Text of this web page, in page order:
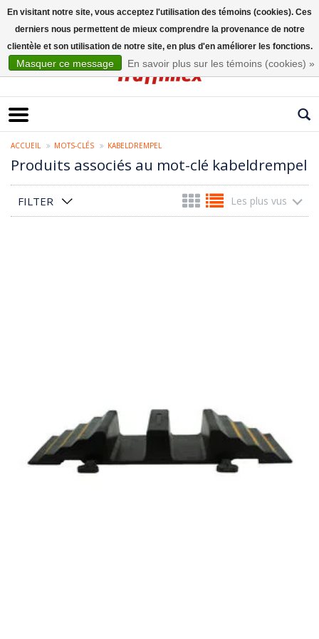
ACCUEIL MOTS-CLÉS KABELDREMPEL
Produits associés au mot-clé kabeldrempel
FILTER Les plus vus
En visitant notre site, vous acceptez l'utilisation des témoins (cookies). Ces
derniers nous permettent de mieux comprendre la provenance de notre
clientèle et son utilisation de notre site, en plus d'en améliorer les fonctions.
Masquer ce message En savoir plus sur les témoins (cookies) »